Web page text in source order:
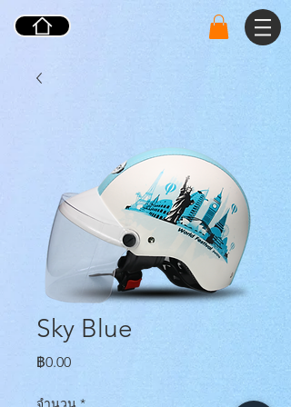
Sky Blue
฿0.00ราคา